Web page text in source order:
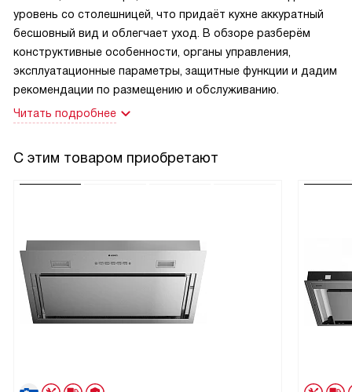
уровень со столешницей, что придаёт кухне аккуратный
бесшовный вид и облегчает уход. В обзоре разберём
конструктивные особенности, органы управления,
эксплуатационные параметры, защитные функции и дадим
рекомендации по размещению и обслуживанию.
Читать подробнее
С этим товаром приобретают